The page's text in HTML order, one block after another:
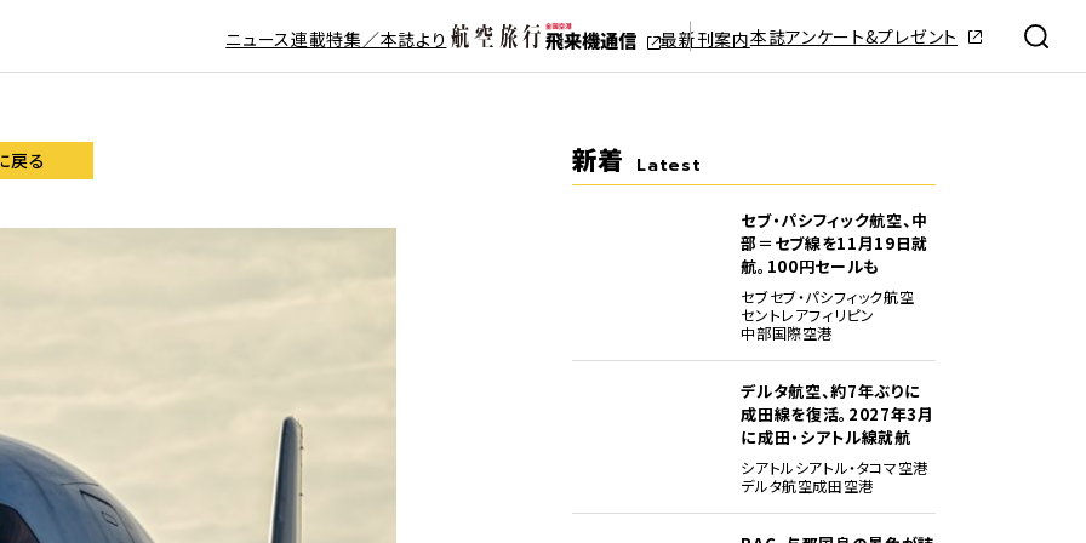
ニュース連載特集／本誌より 最新刊案内本誌アンケート&プレゼント
戻る 新着 Latest
セブ・パシフィック航空、中
部＝セブ線を11月19日就
航。100円セールも
セブセブ・パシフィック航空
セントレアフィリピン
中部国際空港
デルタ航空、約7年ぶりに
成田線を復活。2027年3月
に成田・シアトル線就航
シアトルシアトル・タコマ空港
デルタ航空成田空港